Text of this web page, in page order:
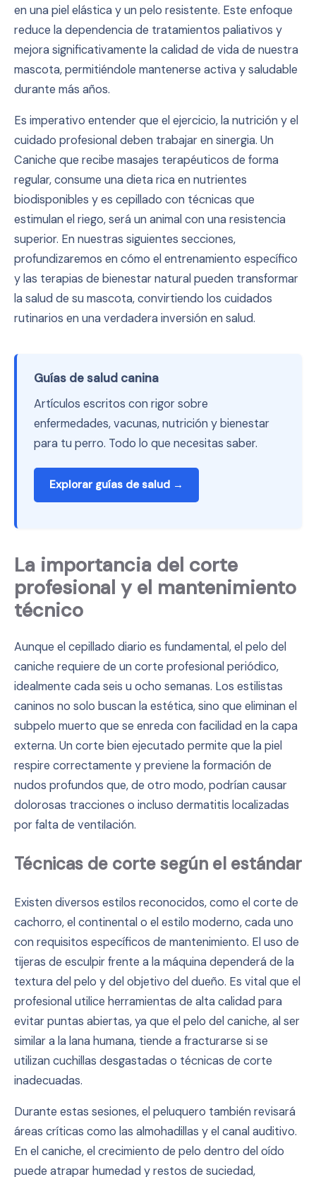
en una piel elástica y un pelo resistente. Este enfoque
reduce la dependencia de tratamientos paliativos y
mejora significativamente la calidad de vida de nuestra
mascota, permitiéndole mantenerse activa y saludable
durante más años.
Es imperativo entender que el ejercicio, la nutrición y el
cuidado profesional deben trabajar en sinergia. Un
Caniche que recibe masajes terapéuticos de forma
regular, consume una dieta rica en nutrientes
biodisponibles y es cepillado con técnicas que
estimulan el riego, será un animal con una resistencia
superior. En nuestras siguientes secciones,
profundizaremos en cómo el entrenamiento específico
y las terapias de bienestar natural pueden transformar
la salud de su mascota, convirtiendo los cuidados
rutinarios en una verdadera inversión en salud.
Guías de salud canina
Artículos escritos con rigor sobre
enfermedades, vacunas, nutrición y bienestar
para tu perro. Todo lo que necesitas saber.
Explorar guías de salud →
La importancia del corte
profesional y el mantenimiento
técnico
Aunque el cepillado diario es fundamental, el pelo del
caniche requiere de un corte profesional periódico,
idealmente cada seis u ocho semanas. Los estilistas
caninos no solo buscan la estética, sino que eliminan el
subpelo muerto que se enreda con facilidad en la capa
externa. Un corte bien ejecutado permite que la piel
respire correctamente y previene la formación de
nudos profundos que, de otro modo, podrían causar
dolorosas tracciones o incluso dermatitis localizadas
por falta de ventilación.
Técnicas de corte según el estándar
Existen diversos estilos reconocidos, como el corte de
cachorro, el continental o el estilo moderno, cada uno
con requisitos específicos de mantenimiento. El uso de
tijeras de esculpir frente a la máquina dependerá de la
textura del pelo y del objetivo del dueño. Es vital que el
profesional utilice herramientas de alta calidad para
evitar puntas abiertas, ya que el pelo del caniche, al ser
similar a la lana humana, tiende a fracturarse si se
utilizan cuchillas desgastadas o técnicas de corte
inadecuadas.
Durante estas sesiones, el peluquero también revisará
áreas críticas como las almohadillas y el canal auditivo.
En el caniche, el crecimiento de pelo dentro del oído
puede atrapar humedad y restos de suciedad,